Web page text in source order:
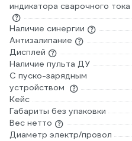
индикатора сварочного тока
Наличие синергии
Антизалипание
Дисплей
Наличие пульта ДУ
С пуско-зарядным
устройством
Кейс
Габариты без упаковки
Вес нетто
Диаметр электр/провол